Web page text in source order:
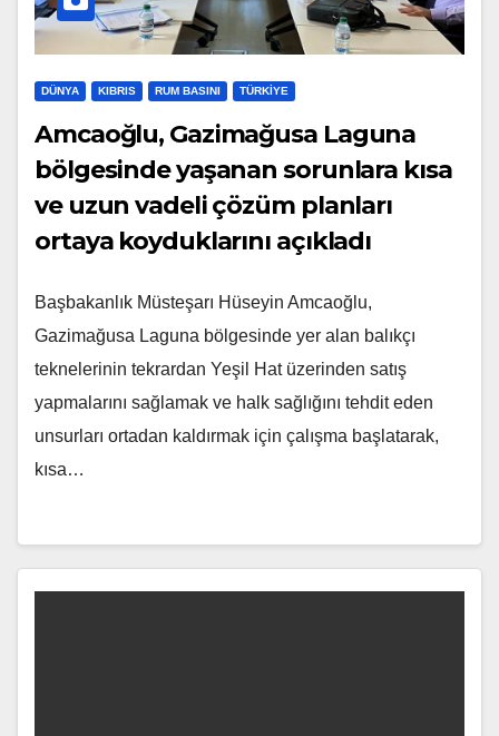
DÜNYA KIBRIS RUM BASINI TÜRKIYE
Amcaoğlu, Gazimağusa Laguna
bölgesinde yaşanan sorunlara kısa
ve uzun vadeli çözüm planları
ortaya koyduklarını açıkladı
Başbakanlık Müsteşarı Hüseyin Amcaoğlu,
Gazimağusa Laguna bölgesinde yer alan balıkçı
teknelerinin tekrardan Yeşil Hat üzerinden satış
yapmalarını sağlamak ve halk sağlığını tehdit eden
unsurları ortadan kaldırmak için çalışma başlatarak,
kısa…